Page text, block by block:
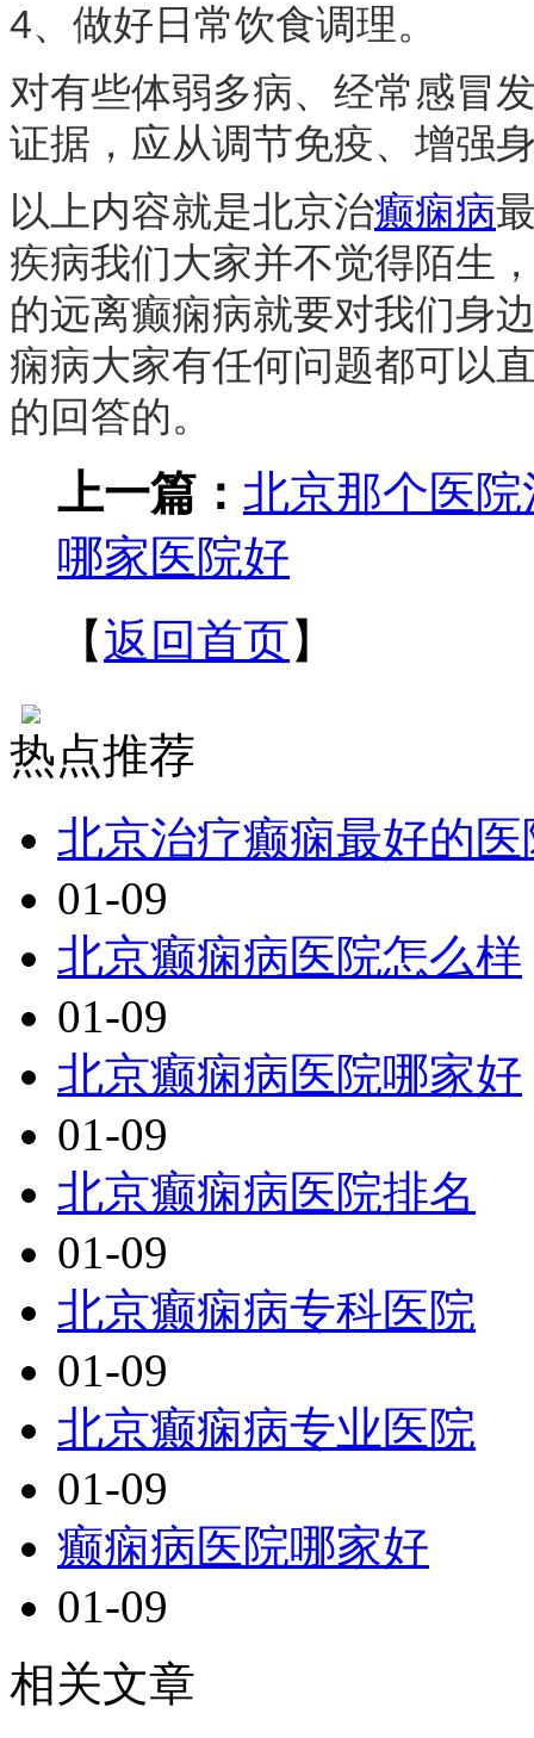
4、做好日常饮食调理。
对有些体弱多病、经常感冒
证据，应从调节免疫、增强
以上内容就是北京治癫痫病
疾病我们大家并不觉得陌生
的远离癫痫病就要对我们身
痫病大家有任何问题都可以
的回答的。
上一篇： 北京那个医
哪家医院好
【返回首页】
热点推荐
北京治疗癫痫最好的医
01-09
北京癫痫病医院怎么样
01-09
北京癫痫病医院哪家好
01-09
北京癫痫病医院排名
01-09
北京癫痫病专科医院
01-09
北京癫痫病专业医院
01-09
癫痫病医院哪家好
01-09
相关文章